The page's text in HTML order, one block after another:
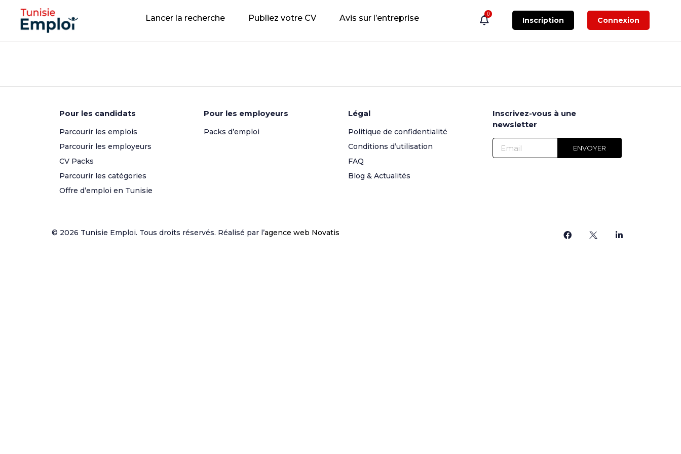
Lancer la recherche Publiez votre CV Avis sur l’entreprise 0
Inscription Connexion
Pour les candidats
Parcourir les emplois
Parcourir les employeurs
CV Packs
Parcourir les catégories
Offre d’emploi en Tunisie
Pour les employeurs
Packs d’emploi
Légal
Politique de confidentialité
Conditions d’utilisation
FAQ
Blog & Actualités
Inscrivez-vous à une
newsletter
© 2026 Tunisie Emploi. Tous droits réservés. Réalisé par l’agence web Novatis